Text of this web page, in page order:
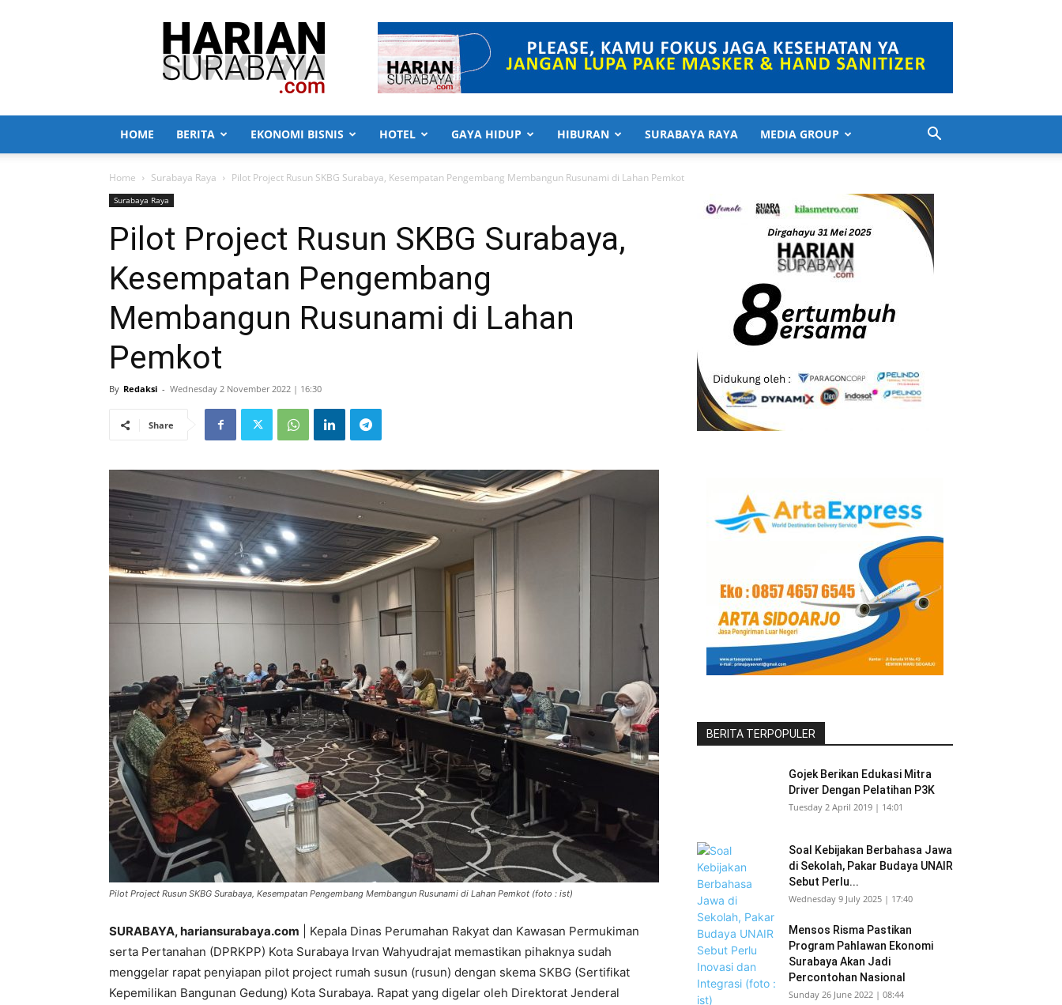
Harian
Surabaya
HOME BERITA EKONOMI BISNIS HOTEL GAYA HIDUP HIBURAN SURABAYA RAYA MEDIA GROUP
Home Surabaya Raya Pilot Project Rusun SKBG Surabaya, Kesempatan Pengembang Membangun Rusunami di Lahan Pemkot
Surabaya Raya
Pilot Project Rusun SKBG Surabaya,
Kesempatan Pengembang
Membangun Rusunami di Lahan
Pemkot
By Redaksi - Wednesday 2 November 2022 | 16:30
Share
Pilot Project Rusun SKBG Surabaya, Kesempatan Pengembang Membangun Rusunami di Lahan Pemkot (foto : ist)
SURABAYA, hariansurabaya.com | Kepala Dinas Perumahan Rakyat dan Kawasan Permukiman
serta Pertanahan (DPRKPP) Kota Surabaya Irvan Wahyudrajat memastikan pihaknya sudah
menggelar rapat penyiapan pilot project rumah susun (rusun) dengan skema SKBG (Sertifikat
Kepemilikan Bangunan Gedung) Kota Surabaya. Rapat yang digelar oleh Direktorat Jenderal
BERITA TERPOPULER
Gojek Berikan Edukasi Mitra
Driver Dengan Pelatihan P3K
Tuesday 2 April 2019 | 14:01
Soal Kebijakan Berbahasa Jawa
di Sekolah, Pakar Budaya UNAIR
Sebut Perlu...
Wednesday 9 July 2025 | 17:40
Mensos Risma Pastikan
Program Pahlawan Ekonomi
Surabaya Akan Jadi
Percontohan Nasional
Sunday 26 June 2022 | 08:44